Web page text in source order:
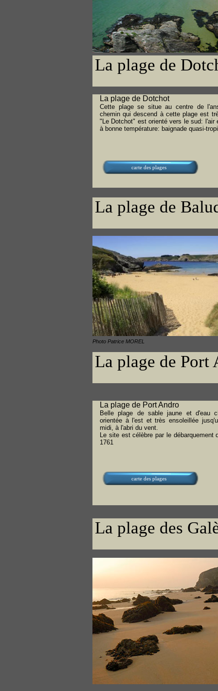
La plage de Dotchot
Cette plage se situe au centre de
chemin qui descend à cette plage est
"Le Dotchot" est orienté vers le sud: l'air
à bonne température: baignade quasi-
La plage de
La plage de
La plage de Port
La plage de Port Andro
Belle plage de sable jaune et d'eau
orientée à l'est et très ensoleillée
midi, à l'abri du vent.
Le site est célèbre par le débarquement
1761
Photo Patrice MOREL
La plage des
carte des plages
carte des plages